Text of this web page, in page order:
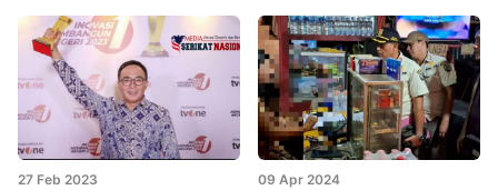
27 Feb 2023 09 Apr 2024